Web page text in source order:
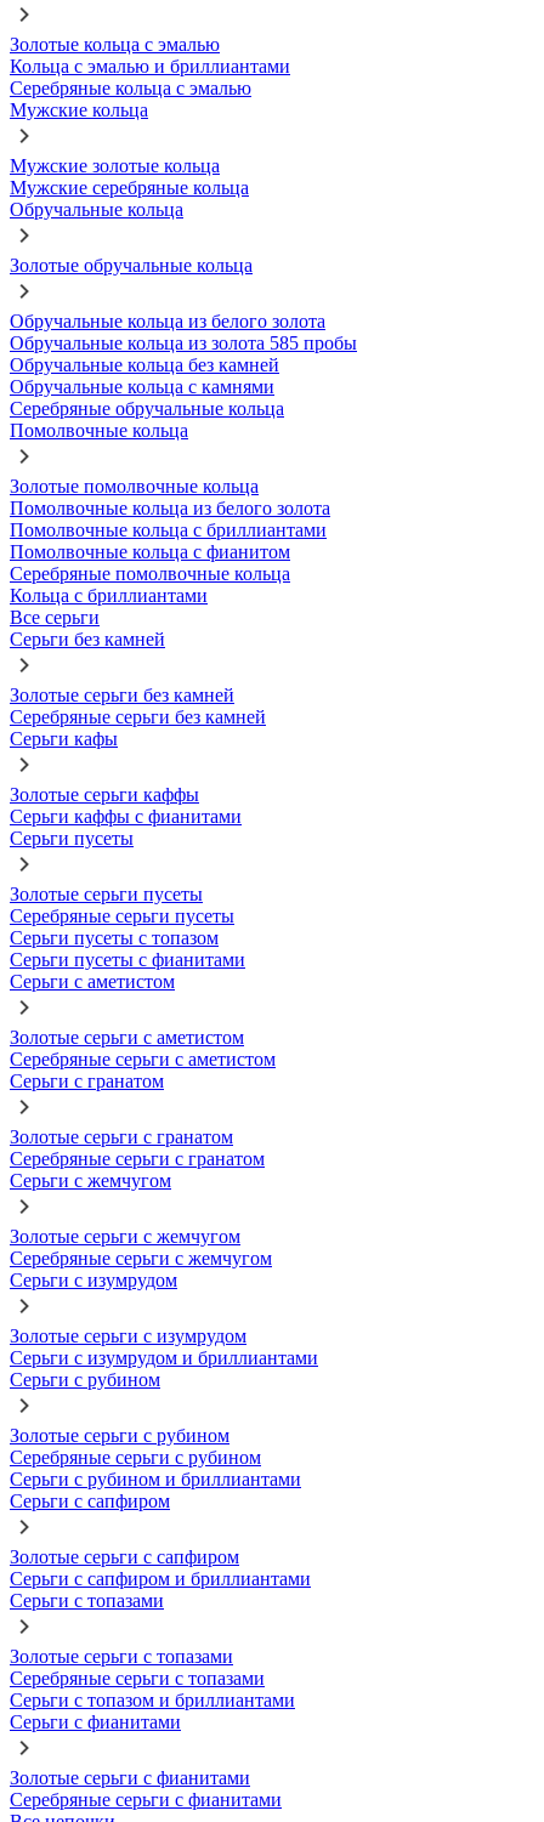
Золотые кольца с эмалью
Кольца с эмалью и бриллиантами
Серебряные кольца с эмалью
Мужские кольца
Мужские золотые кольца
Мужские серебряные кольца
Обручальные кольца
Золотые обручальные кольца
Обручальные кольца из белого золота
Обручальные кольца из золота 585 пробы
Обручальные кольца без камней
Обручальные кольца с камнями
Серебряные обручальные кольца
Помолвочные кольца
Золотые помолвочные кольца
Помолвочные кольца из белого золота
Помолвочные кольца с бриллиантами
Помолвочные кольца с фианитом
Серебряные помолвочные кольца
Кольца с бриллиантами
Все серьги
Серьги без камней
Золотые серьги без камней
Серебряные серьги без камней
Серьги кафы
Золотые серьги каффы
Серьги каффы с фианитами
Серьги пусеты
Золотые серьги пусеты
Серебряные серьги пусеты
Серьги пусеты с топазом
Серьги пусеты с фианитами
Серьги с аметистом
Золотые серьги с аметистом
Серебряные серьги с аметистом
Серьги с гранатом
Золотые серьги с гранатом
Серебряные серьги с гранатом
Серьги с жемчугом
Золотые серьги с жемчугом
Серебряные серьги с жемчугом
Серьги с изумрудом
Золотые серьги с изумрудом
Серьги с изумрудом и бриллиантами
Серьги с рубином
Золотые серьги с рубином
Серебряные серьги с рубином
Серьги с рубином и бриллиантами
Серьги с сапфиром
Золотые серьги с сапфиром
Серьги с сапфиром и бриллиантами
Серьги с топазами
Золотые серьги с топазами
Серебряные серьги с топазами
Серьги с топазом и бриллиантами
Серьги с фианитами
Золотые серьги с фианитами
Серебряные серьги с фианитами